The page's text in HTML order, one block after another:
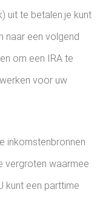
uit te betalen:je kunt
naar een volgend
om een ​​IRA te
voor uw
inkomstenbronnen
vergroten waarmee
kunt een parttime